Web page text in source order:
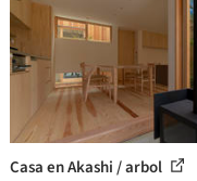
Casa en Akashi / arbol